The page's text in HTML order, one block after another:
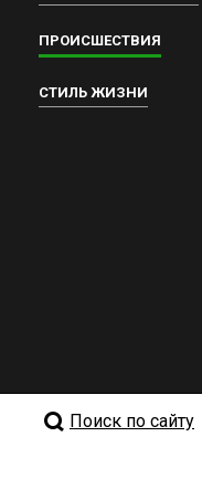
ПРОИСШЕСТВИЯ
СТИЛЬ ЖИЗНИ
Поиск по сайту